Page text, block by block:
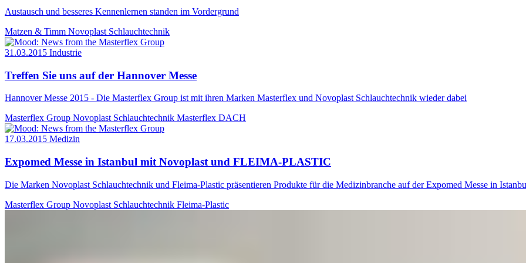
Austausch und besseres Kennenlernen standen im Vordergrund
Matzen & Timm Novoplast Schlauchtechnik
31.03.2015 Industrie
Treffen Sie uns auf der Hannover Messe
Hannover Messe 2015 - Die Masterflex Group ist mit ihren Marken Masterflex und Novoplast Schlauchtechnik wieder dabei
Masterflex Group Novoplast Schlauchtechnik Masterflex DACH
17.03.2015 Medizin
Expomed Messe in Istanbul mit Novoplast und FLEIMA-PLASTIC
Die Marken Novoplast Schlauchtechnik und Fleima-Plastic präsentieren Produkte für die Medizinbranche auf der Expomed Messe in
Masterflex Group Novoplast Schlauchtechnik Fleima-Plastic